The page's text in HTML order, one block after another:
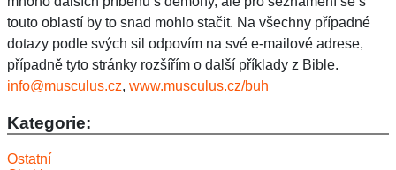
info@musculus.cz, www.musculus.cz/buh
Kategorie:
Ostatní